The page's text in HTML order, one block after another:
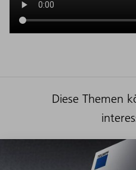
Diese Themen